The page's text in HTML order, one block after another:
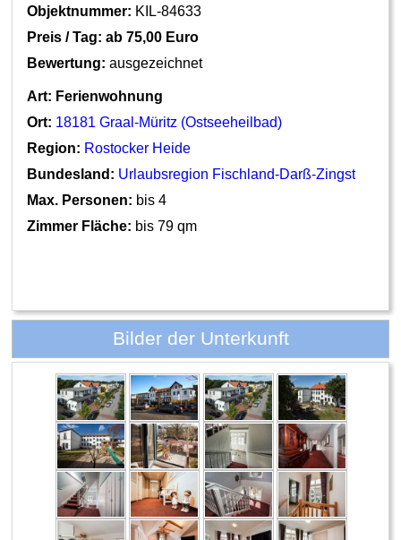
Objektnummer: KIL-84633
Preis / Tag: ab 75,00 Euro
Bewertung: ausgezeichnet
Art: Ferienwohnung
Ort: 18181 Graal-Müritz (Ostseeheilbad)
Region: Rostocker Heide
Bundesland: Urlaubsregion Fischland-Darß-Zingst
Max. Personen: bis 4
Zimmer Fläche: bis 79 qm
Bilder der Unterkunft